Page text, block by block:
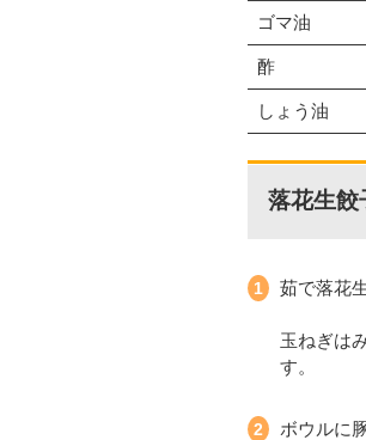
ゴマ油
酢
しょう油
落花生餃
茹で落花
玉ねぎは
す。
ボウルに